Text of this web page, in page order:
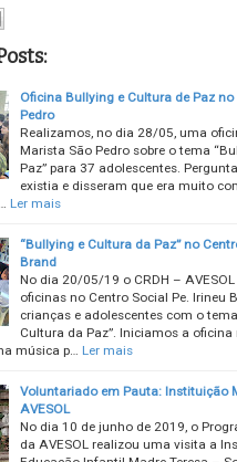
Oficina Bullying e Cultura de Paz
Pedro
Realizamos, no dia 28/05, uma
Marista São Pedro sobre o tema
Paz” para 37 adolescentes.
existia e disseram que era muito
Ler mais
“Bullying e Cultura da Paz” no
Brand
No dia 20/05/19 o CRDH –
oficinas no Centro Social Pe. Irineu
crianças e adolescentes com o
Cultura da Paz”. Iniciamos a
música p… Ler mais
Voluntariado em Pauta: Instituição
AVESOL
No dia 10 de junho de 2019, o
da AVESOL realizou uma visita a